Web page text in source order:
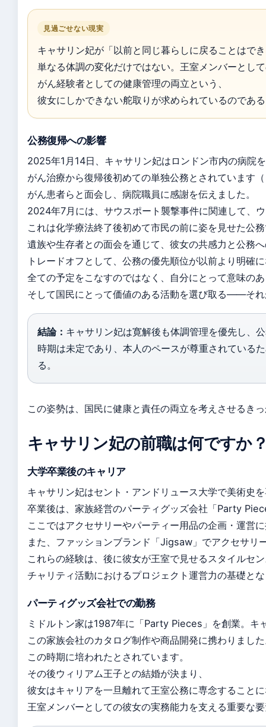
見過ごせない現実
キャサリン妃が「以前と同じ暮らしに戻ることはで
単なる体調の変化だけではない。王室メンバーとし
がん経験者としての健康管理の両立という、
彼女にしかできない舵取りが求められているのであ
公務復帰への影響
2025年1月14日、キャサリン妃はロンドン市内の病院
がん治療から復帰後初めての単独公務とされています
がん患者らと面会し、病院職員に感謝を伝えました。
2024年7月には、サウスポート襲撃事件に関連して、
これは化学療法終了後初めて市民の前に姿を見せた公
遺族や生存者との面会を通じて、彼女の共感力と公務
トレードオフとして、公務の優先順位が以前より明確
全ての予定をこなすのではなく、自分にとって意味の
そして国民にとって価値のある活動を選び取る——そ
結論： キャサリン妃は寛解後も体調管理を優先し、
時期は未定であり、本人のペースが尊重されている
る。
この姿勢は、国民に健康と責任の両立を考えさせるき
キャサリン妃の前職は何ですか
大学卒業後のキャリア
キャサリン妃はセント・アンドリュース大学で美術史
卒業後は、家族経営のパーティグッズ会社「Party
ここではアクセサリーやパーティー用品の企画・運営
また、ファッションブランド「Jigsaw」でアクセサリ
これらの経験は、後に彼女が王室で見せるスタイルセ
チャリティ活動におけるプロジェクト運営力の基礎と
パーティグッズ会社での勤務
ミドルトン家は1987年に「Party Pieces」を創業。キ
この家族会社のカタログ制作や商品開発に携わりまし
この時期に培われたとされています。
その後ウィリアム王子との結婚が決まり、
彼女はキャリアを一旦離れて王室公務に専念すること
王室メンバーとしての彼女の実務能力を支える重要な